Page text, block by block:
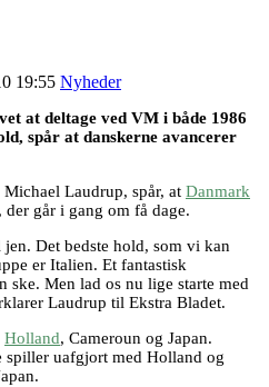
19:55 Nyheder
at deltage ved VM i både 1986
spår at danskerne avancerer
Laudrup, spår, at Danmark
går i gang om få dage.
Det bedste hold, som vi kan
er Italien. Et fantastisk
ske. Men lad os nu lige starte med
Laudrup til Ekstra Bladet.
Holland, Cameroun og Japan.
spiller uafgjort med Holland og